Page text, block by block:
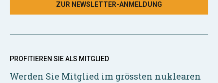
ZUR NEWSLETTER-ANMELDUNG
PROFITIEREN SIE ALS MITGLIED
Werden Sie Mitglied im grössten nuklearen